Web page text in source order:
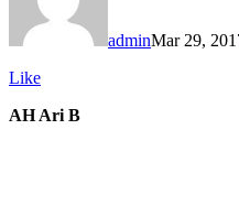
adminMar 29,
Like
AH Ari B